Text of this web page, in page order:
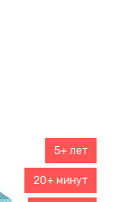
5+ лет
20+ минут